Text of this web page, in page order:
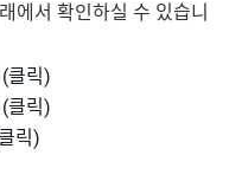
에서 확인하실 수 있습니
클릭)
클릭)
릭)